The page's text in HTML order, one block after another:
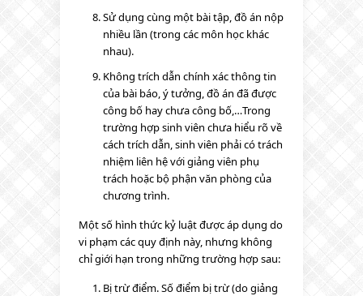
Sử dụng cùng một bài tập, đồ án nộp
nhiều lần (trong các môn học khác
nhau).
Không trích dẫn chính xác thông tin
của bài báo, ý tưởng, đồ án đã được
công bố hay chưa công bố,…Trong
trường hợp sinh viên chưa hiểu rõ về
cách trích dẫn, sinh viên phải có trách
nhiệm liên hệ với giảng viên phụ
trách hoặc bộ phận văn phòng của
chương trình.
Một số hình thức kỷ luật được áp dụng do
vi phạm các quy định này, nhưng không
chỉ giới hạn trong những trường hợp sau:
Bị trừ điểm. Số điểm bị trừ (do giảng